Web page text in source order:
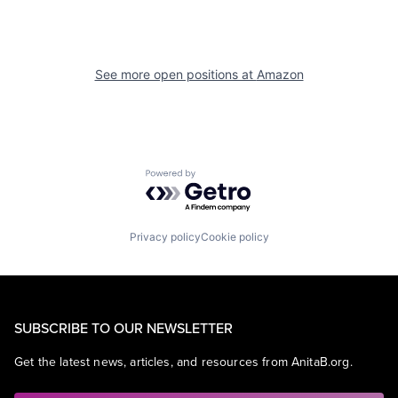
See more open positions at Amazon
Powered by Getro.com
Privacy policyCookie policy
SUBSCRIBE TO OUR NEWSLETTER
Get the latest news, articles, and resources from AnitaB.org.